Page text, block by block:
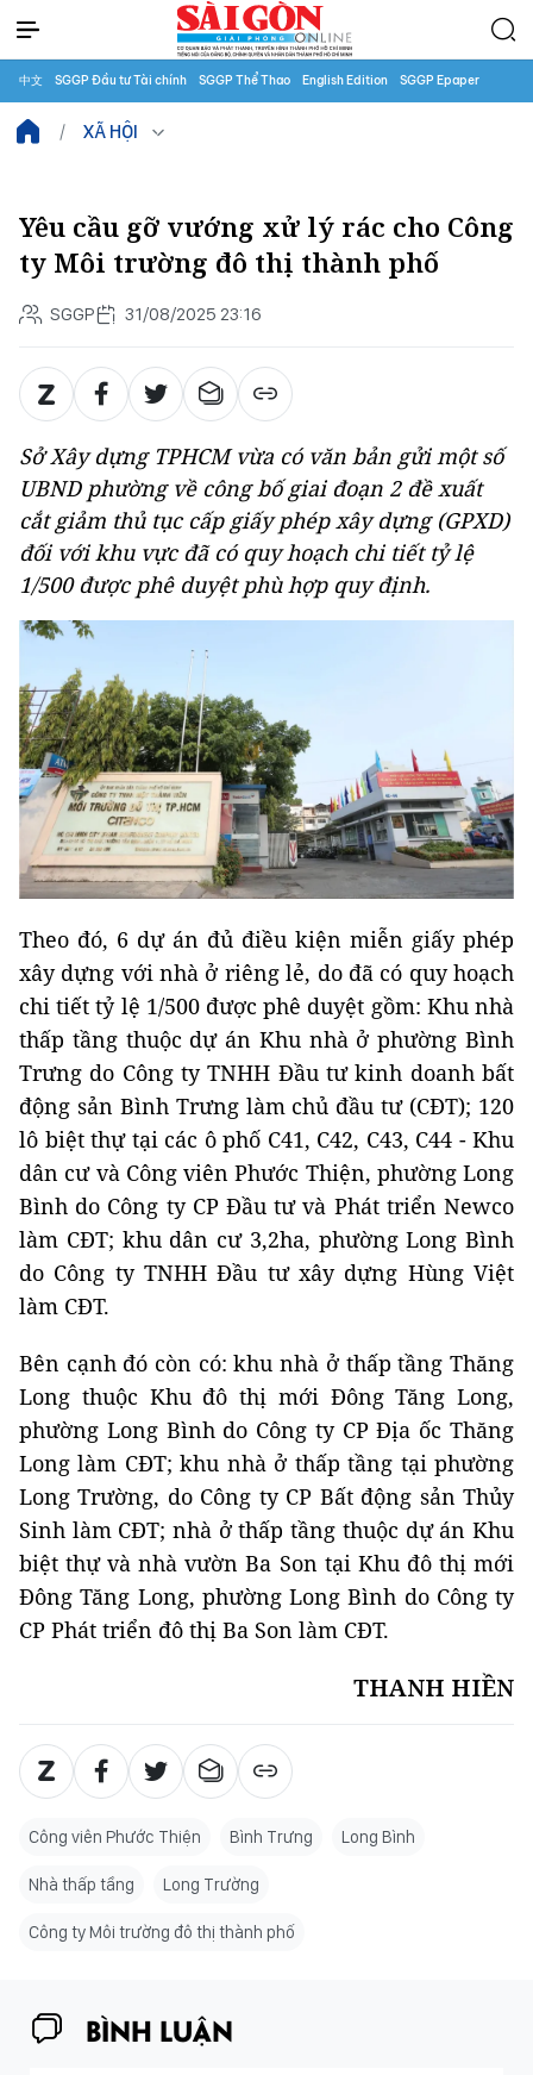
中文 SGGP Đầu tư Tài chính SGGP Thể Thao English Edition SGGP Epaper
XÃ HỘI
Yêu cầu gỡ vướng xử lý rác cho Công
ty Môi trường đô thị thành phố
SGGP 31/08/2025 23:16
Sở Xây dựng TPHCM vừa có văn bản gửi một số
UBND phường về công bố giai đoạn 2 đề xuất
cắt giảm thủ tục cấp giấy phép xây dựng (GPXD)
đối với khu vực đã có quy hoạch chi tiết tỷ lệ
1/500 được phê duyệt phù hợp quy định.
Theo đó, 6 dự án đủ điều kiện miễn giấy phép
xây dựng với nhà ở riêng lẻ, do đã có quy hoạch
chi tiết tỷ lệ 1/500 được phê duyệt gồm: Khu nhà
thấp tầng thuộc dự án Khu nhà ở phường Bình
Trưng do Công ty TNHH Đầu tư kinh doanh bất
động sản Bình Trưng làm chủ đầu tư (CĐT); 120
lô biệt thự tại các ô phố C41, C42, C43, C44 - Khu
dân cư và Công viên Phước Thiện, phường Long
Bình do Công ty CP Đầu tư và Phát triển Newco
làm CĐT; khu dân cư 3,2ha, phường Long Bình
do Công ty TNHH Đầu tư xây dựng Hùng Việt
làm CĐT.
Bên cạnh đó còn có: khu nhà ở thấp tầng Thăng
Long thuộc Khu đô thị mới Đông Tăng Long,
phường Long Bình do Công ty CP Địa ốc Thăng
Long làm CĐT; khu nhà ở thấp tầng tại phường
Long Trường, do Công ty CP Bất động sản Thủy
Sinh làm CĐT; nhà ở thấp tầng thuộc dự án Khu
biệt thự và nhà vườn Ba Son tại Khu đô thị mới
Đông Tăng Long, phường Long Bình do Công ty
CP Phát triển đô thị Ba Son làm CĐT.
THANH HIỀN
Công viên Phước Thiện Bình Trưng Long Bình
Nhà thấp tầng Long Trường
Công ty Môi trường đô thị thành phố
BÌNH LUẬN